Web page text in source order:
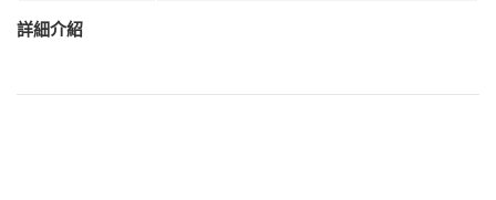
詳細介紹